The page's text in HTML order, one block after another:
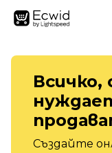
Създайте